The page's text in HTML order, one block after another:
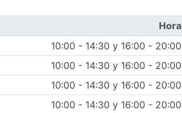
Hora
10:00 - 14:30 y 16:00 - 20:00
10:00 - 14:30 y 16:00 - 20:00
10:00 - 14:30 y 16:00 - 20:00
10:00 - 14:30 y 16:00 - 20:00